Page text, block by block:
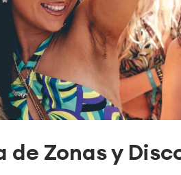
Zonas y